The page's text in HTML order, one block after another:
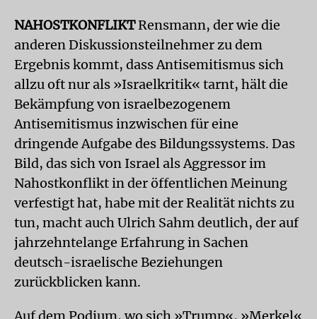
NAHOSTKONFLIKTRensmann, der wie die
anderen Diskussionsteilnehmer zu dem
Ergebnis kommt, dass Antisemitismus sich
allzu oft nur als »Israelkritik« tarnt, hält die
Bekämpfung von israelbezogenem
Antisemitismus inzwischen für eine
dringende Aufgabe des Bildungssystems. Das
Bild, das sich von Israel als Aggressor im
Nahostkonflikt in der öffentlichen Meinung
verfestigt hat, habe mit der Realität nichts zu
tun, macht auch Ulrich Sahm deutlich, der auf
jahrzehntelange Erfahrung in Sachen
deutsch-israelische Beziehungen
zurückblicken kann.